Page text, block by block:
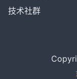
技术社群